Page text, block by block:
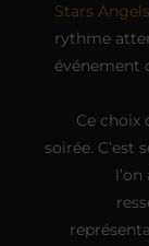
Stars Angels
rythme
événement
Ce choix
soirée. C’est